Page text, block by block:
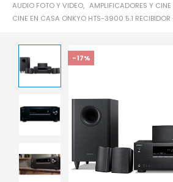
AUDIO FOTO Y VIDEO, AMPLIFICADORES Y
CINE EN CASA ONKYO HTS-3900 5.1 RECIBIDOR
-17%